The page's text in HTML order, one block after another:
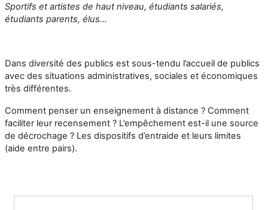
Sportifs et artistes de haut niveau, étudiants salariés,
étudiants parents, élus…
Dans diversité des publics est sous-tendu l’accueil de publics
avec des situations administratives, sociales et économiques
très différentes.
Comment penser un enseignement à distance ? Comment
faciliter leur recensement ? L’empêchement est-il une source
de décrochage ? Les dispositifs d’entraide et leurs limites
(aide entre pairs).